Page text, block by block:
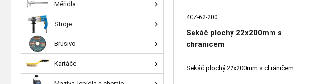
4CZ-62-200
Sekáč plochý 22x200mm s
chráničem
Sekáč plochý 22x200mm s chráničem
Měřidla
Stroje
Brusivo
Kartáče